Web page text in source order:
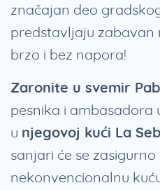
značajan deo
predstavljaju zabavan
brzo i bez napora!
Zaronite u svemir
pesnika i ambasadora
u njegovoj kući La
sanjari će se
nekonvencionalnu